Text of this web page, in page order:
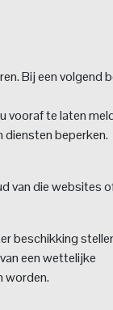
Bij een volgend
vooraf te laten
beperken.
van die websites
beschikking
een wettelijke
worden.